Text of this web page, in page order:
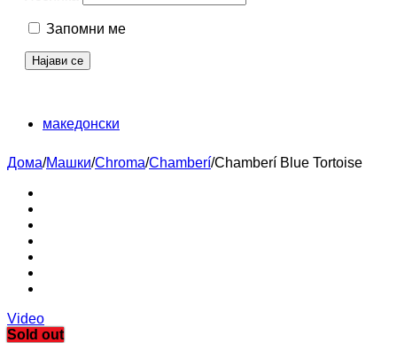
Запомни ме
македонски
Дома/Машки/Chroma/Chamberí/Chamberí Blue Tortoise
Video
Sold out